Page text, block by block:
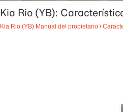
Kia Rio (YB):
Kia Rio (YB) Manual del propietario/